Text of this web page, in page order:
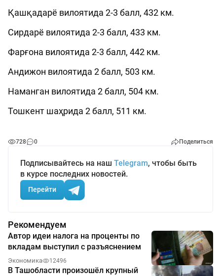
Қашқадарё вилоятида 2-3 балл, 432 км.
Сирдарё вилоятида 2-3 балл, 433 км.
Фарғона вилоятида 2-3 балл, 442 км.
Андижон вилоятида 2 балл, 503 км.
Наманган вилоятида 2 балл, 504 км.
Тошкент шаҳрида 2 балл, 511 км.
728 0 Поделиться
Подписывайтесь на наш Telegram, чтобы быть
в курсе последних новостей.
Перейти
Рекомендуем
Автор идеи налога на проценты по
вкладам выступил с разъяснением
Экономика 12496
В Ташобласти произошёл крупный